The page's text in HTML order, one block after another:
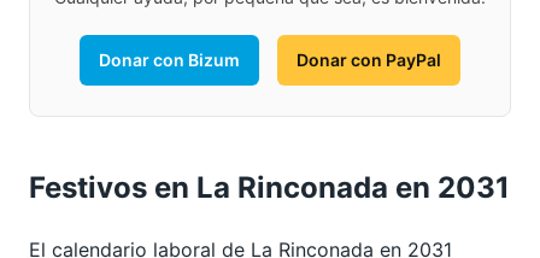
Donar con Bizum Donar con PayPal
Festivos en La Rinconada en 2031
El calendario laboral de La Rinconada en 2031